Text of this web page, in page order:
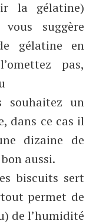
la gélatine)
suggère
gélatine en
pas,
souhaitez un
dans ce cas il
dizaine de
aussi.
biscuits sert
permet de
de l’humidité